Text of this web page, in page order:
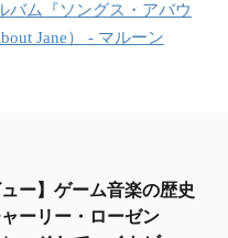
バム『ソングス・アバウ
Jane） - マルーン
ュー】ゲーム音楽の歴史
ーリー・ローゼン